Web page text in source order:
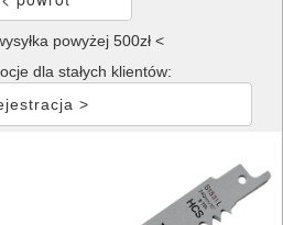
powyżej 500zł <
dla stałych klientów:
>